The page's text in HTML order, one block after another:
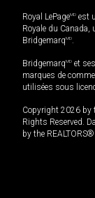
Royal LePageMD est
Royale du
BridgemarqMD.
BridgemarqMD et
marques de
utilisées sous
Copyright 2026 by
Rights Reserved.
by the